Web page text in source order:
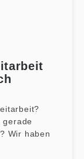
gerade
Wir haben